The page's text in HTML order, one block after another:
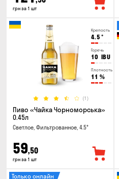
грн за 1 шт
Крепость
4.5 °
Горечь
10 IBU
Плотность
11 %
(1)
Пиво «Чайка Чорноморська»
0.45л
Светлое, Фильтрованное, 4.5°
59,50
грн за 1 шт
Только онлайн